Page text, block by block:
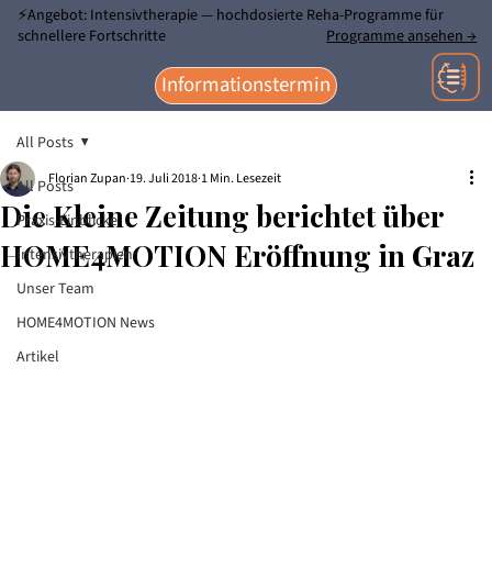
Informationstermin
⚡Angebot: Intensivtherapie — hochdosierte Reha-Programme für
schnellere Fortschritte
Programme ansehen →
All Posts
Praxis-Einblicke
Intensivtherapien
Unser Team
HOME4MOTION News
Artikel
All Posts
Die Kleine Zeitung berichtet über
HOME4MOTION Eröffnung in Graz
Florian Zupan 19. Juli 2018 1 Min. Lesezeit